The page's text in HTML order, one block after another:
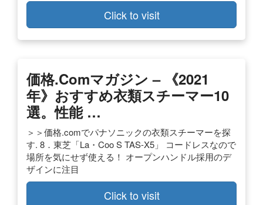
Click to visit
価格.comマガジン – 《2021
年》おすすめ衣類スチーマー10
選。性能 …
＞＞価格.comでパナソニックの衣類スチーマーを探
す. 8．東芝「La・Coo S TAS-X5」 コードレスなので
場所を気にせず使える！ オープンハンドル採用のデ
ザインに注目
Click to visit